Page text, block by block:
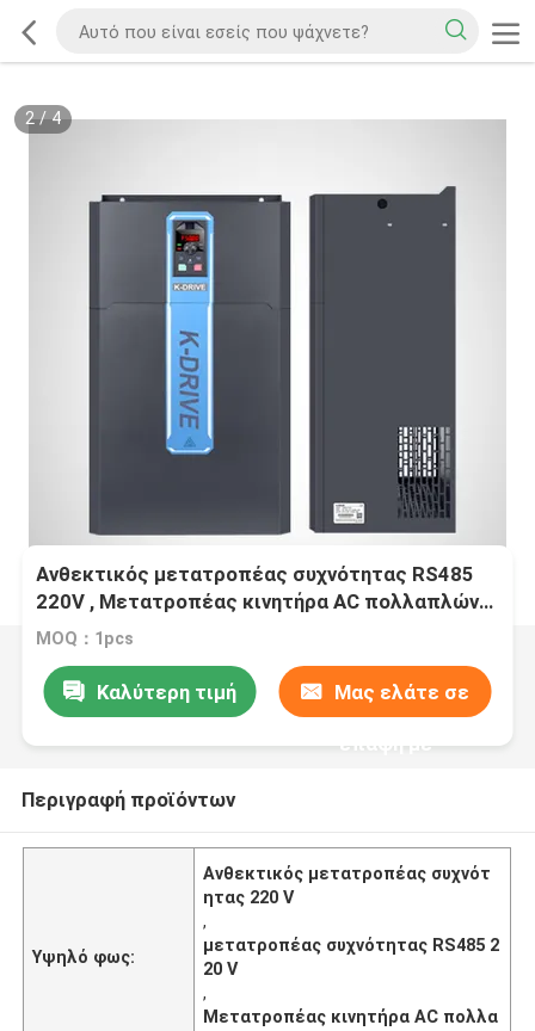
2/4
Ανθεκτικός μετατροπέας συχνότητας RS485
220V , Μετατροπέας κινητήρα AC πολλαπλών
χρήσεων
MOQ：1pcs
Καλύτερη τιμή Μας ελάτε σε
επαφή με
Περιγραφή προϊόντων
Υψηλό φως:
Ανθεκτικός μετατροπέας συχνότ
ητας 220 V
,
μετατροπέας συχνότητας RS485 2
20 V
,
Μετατροπέας κινητήρα AC πολλα